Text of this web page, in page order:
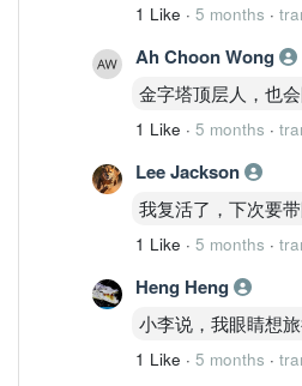
1 Like · 5 months ·
Ah Choon Wong
金字塔顶层人，也
1 Like · 5 months ·
Lee Jackson
我复活了，下次要
1 Like · 5 months ·
Heng Heng
小李说，我眼睛想
1 Like · 5 months ·